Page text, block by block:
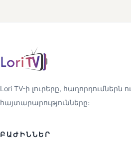
Lori TV-ի լուրերը, հաղորդումներն ու
հայտարարությունները։
ԲԱԺԻՆՆԵՐ